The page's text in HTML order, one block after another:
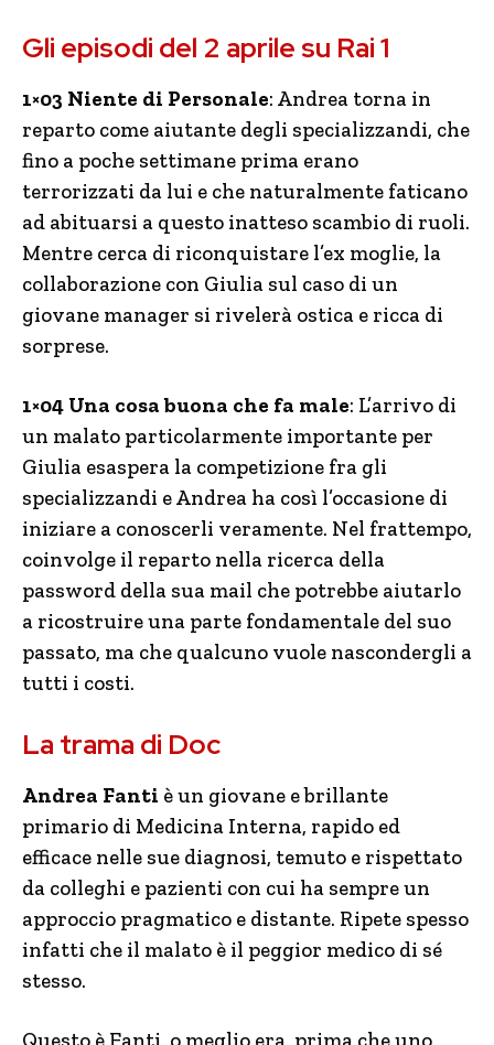
Gli episodi del 2 aprile su Rai 1
1×03 Niente di Personale: Andrea torna in
reparto come aiutante degli specializzandi, che
fino a poche settimane prima erano
terrorizzati da lui e che naturalmente faticano
ad abituarsi a questo inatteso scambio di ruoli.
Mentre cerca di riconquistare l’ex moglie, la
collaborazione con Giulia sul caso di un
giovane manager si rivelerà ostica e ricca di
sorprese.
1×04 Una cosa buona che fa male: L’arrivo di
un malato particolarmente importante per
Giulia esaspera la competizione fra gli
specializzandi e Andrea ha così l’occasione di
iniziare a conoscerli veramente. Nel frattempo,
coinvolge il reparto nella ricerca della
password della sua mail che potrebbe aiutarlo
a ricostruire una parte fondamentale del suo
passato, ma che qualcuno vuole nascondergli a
tutti i costi.
La trama di Doc
Andrea Fanti è un giovane e brillante
primario di Medicina Interna, rapido ed
efficace nelle sue diagnosi, temuto e rispettato
da colleghi e pazienti con cui ha sempre un
approccio pragmatico e distante. Ripete spesso
infatti che il malato è il peggior medico di sé
stesso.